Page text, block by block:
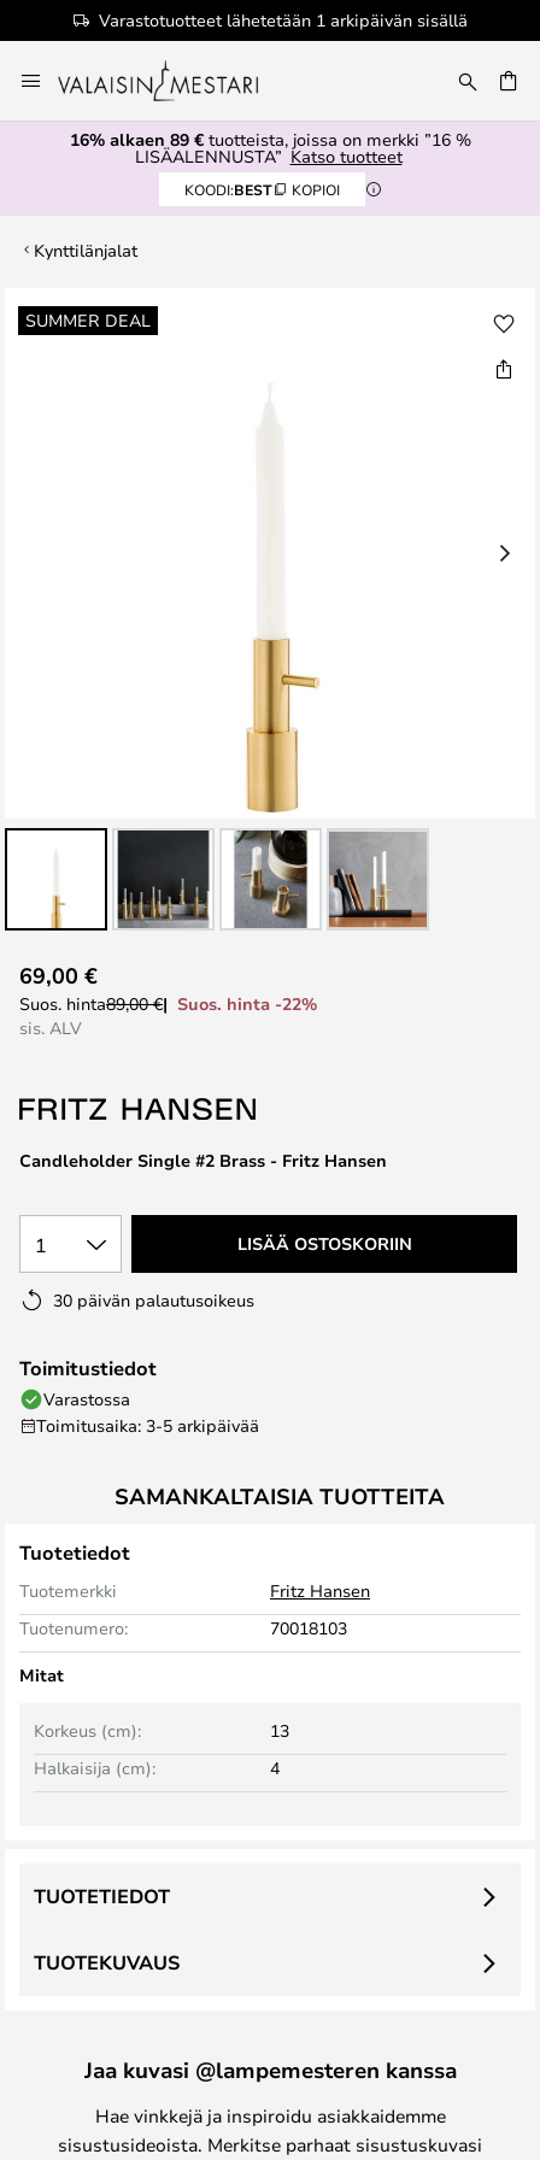
Varastotuotteet lähetetään 1 arkipäivän sisällä
to
Content
16% alkaen 89 €tuotteista, joissa on merkki ”16 %
LISÄALENNUSTA” Katso tuotteet
KOODI:BEST KOPIOI
Kynttilänjalat
SUMMER DEAL
Skip
to
to
the
the
gallery
Candleholder Single #2 Brass - Fritz Hansen
69,00 €
Suos. hinta89,00 €
Suos. hinta -22%
sis. ALV
1 LISÄÄ OSTOSKORIIN
30 päivän palautusoikeus
Toimitustiedot
Varastossa
Toimitusaika: 3-5 arkipäivää
SAMANKALTAISIA TUOTTEITA
Tuotetiedot
Tuotemerkki
Fritz Hansen
Tuotenumero:
70018103
Mitat
Korkeus (cm):
13
Halkaisija (cm):
4
TUOTEKUVAUS
TUOTETIEDOT
Jaa kuvasi @lampemesteren kanssa
Hae vinkkejä ja inspiroidu asiakkaidemme
sisustusideoista. Merkitse parhaat sisustuskuvasi